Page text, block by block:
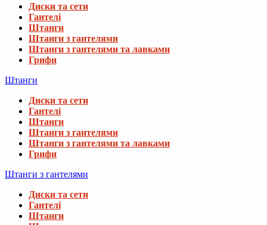
Диски та сети
Гантелі
Штанги
Штанги з гантелями
Штанги з гантелями та лавками
Грифи
Штанги
Диски та сети
Гантелі
Штанги
Штанги з гантелями
Штанги з гантелями та лавками
Грифи
Штанги з гантелями
Диски та сети
Гантелі
Штанги